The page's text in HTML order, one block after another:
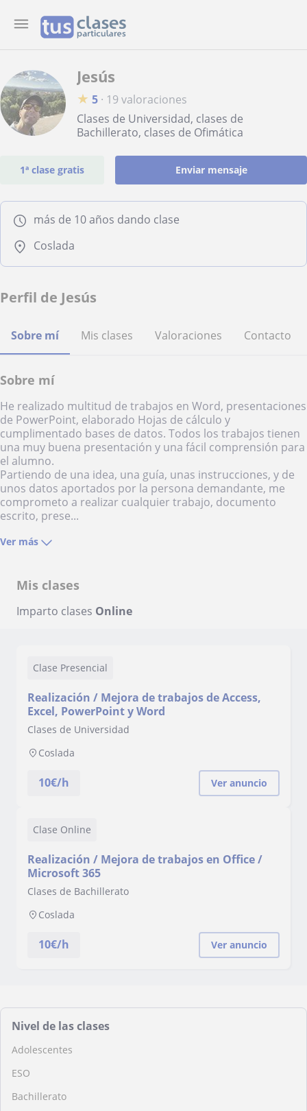
Jesús
★ 5 · 19 valoraciones
Clases de Universidad, clases de
Bachillerato, clases de Ofimática
1ª clase gratis Enviar mensaje
más de 10 años dando clase
Coslada
Perfil de Jesús
Sobre mí Mis clases Valoraciones Contacto
Sobre mí
He realizado multitud de trabajos en Word, presentaciones
de PowerPoint, elaborado Hojas de cálculo y
cumplimentado bases de datos. Todos los trabajos tienen
una muy buena presentación y una fácil comprensión para
el alumno.
Partiendo de una idea, una guía, unas instrucciones, y de
unos datos aportados por la persona demandante, me
comprometo a realizar cualquier trabajo, documento
escrito, prese...
Ver más
Mis clases
Imparto clases Online
Clase Presencial
Realización / Mejora de trabajos de Access,
Excel, PowerPoint y Word
Clases de Universidad
Coslada
10€/h Ver anuncio
Clase Online
Realización / Mejora de trabajos en Office /
Microsoft 365
Clases de Bachillerato
Coslada
10€/h Ver anuncio
Nivel de las clases
Adolescentes
ESO
Bachillerato